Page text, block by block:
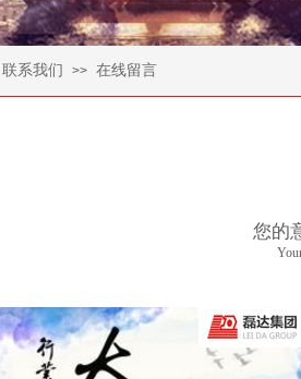
联系我们 >> 在线留言
您的